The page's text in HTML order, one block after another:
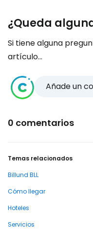
¿Queda
Si tiene alguna
artículo...
Añade un
0 comentarios
Temas relacionados
Billund BLL
Cómo llegar
Hoteles
Servicios